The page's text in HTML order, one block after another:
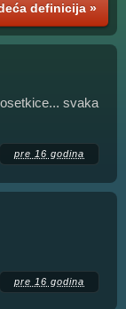
definicija »
svaka
pre 16 godina
pre 16 godina